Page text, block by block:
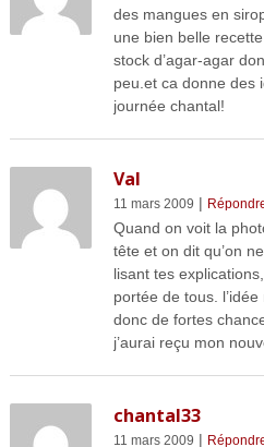
des mangues en
une bien belle
stock d’agar-agar
peu.et ca donne
journée chantal!
Val
11 mars 2009 |
Quand on voit la
tête et on dit qu’on
lisant tes
portée de tous.
donc de fortes
j’aurai reçu mon
chantal33
11 mars 2009 |